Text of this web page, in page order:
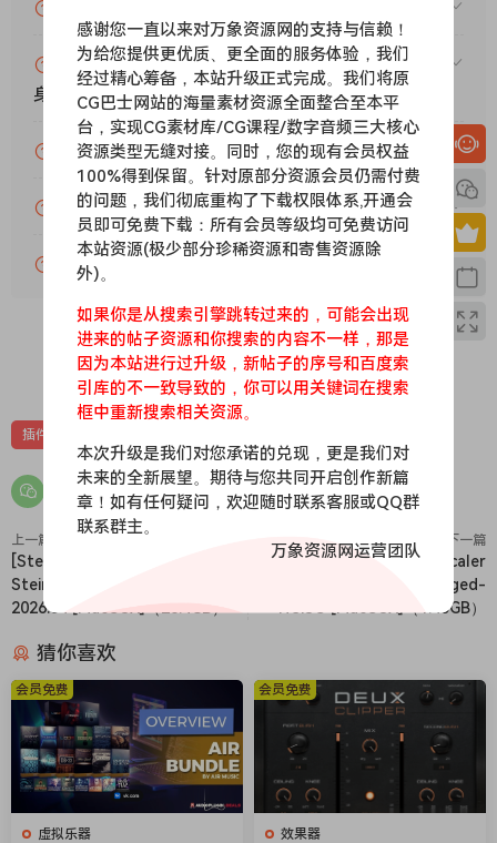
已修复：随机身份验证例程禁用问题。之前的版
本似乎
已通过 beta 工具进行了修补，但该工具并未修
复
MD5 哈希值的额外校验和检查（而我们始终需要
修复此检查）。这并非
XLN 的新保护措施。
在确认此修复解决了之前报告的问题后，我们将
2026 年 3 月 26 日发布针对其他 XLN 产品的修
复程序。请注意，Life v1.3.3.3
（稍后发布）已通过正式工具集进行了修补。
Take your music to new heights.
Drums make or break a song. Realize your music’s full
potential with instantly fantastic-sounding drums, and
unlimited options to customize every detail of your mix and
drum performance.
Recorded in legendary studios.
Addictive Drums 2 gives you amazing-sounding drums,
meticulously recorded in legendary studios, played by
outstanding session drummers.
The vast dynamics of multi-sampled drums paired with
built-in studio-grade mixing tools, grants you unlimited
creative control to tailor every detail of your drums and
rhythms.
Lightning fast.
For all workflows.
赞助包月VIP（或包年VIP）后能升级包年（或终
身VIP）吗？
为什么付款了未开通VIP会员？
账号可以分享或者借给别人用吗？
VIP会员剩余时间查询？
0 0
插件
上一篇
[Steinberg音频工具合集包]
Steinberg Complete Bundle
2026.04 [MacOSX]（26.4GB）
下一篇
[革命性智能和弦插件] Scaler
Music Scaler 3 v3.2.2 Regged-
HCiSO [MacOSX]（1.45GB）
猜你喜欢
虚拟乐器
会员免费
效果器
会员免费
感谢您一直以来对万象资源网的支持与信赖！
为给您提供更优质、更全面的服务体验，我们
经过精心筹备，本站升级正式完成。我们将原
CG巴士网站的海量素材资源全面整合至本平
台，实现CG素材库/CG课程/数字音频三大核心
资源类型无缝对接。同时，您的现有会员权益
100%得到保留。针对原部分资源会员仍需付费
的问题，我们彻底重构了下载权限体系,开通会
员即可免费下载：所有会员等级均可免费访问
本站资源(极少部分珍稀资源和寄售资源除
外)。
如果你是从搜索引擎跳转过来的，可能会出现
进来的帖子资源和你搜索的内容不一样，那是
因为本站进行过升级，新帖子的序号和百度索
引库的不一致导致的，你可以用关键词在搜索
框中重新搜索相关资源。
本次升级是我们对您承诺的兑现，更是我们对
未来的全新展望。期待与您共同开启创作新篇
章！如有任何疑问，欢迎随时联系客服或QQ群
联系群主。
万象资源网运营团队